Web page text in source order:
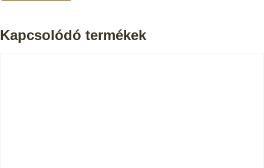
Kapcsolódó termékek